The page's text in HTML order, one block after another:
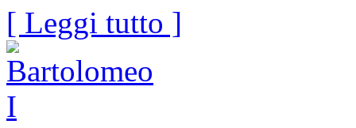
[ Leggi tutto ]